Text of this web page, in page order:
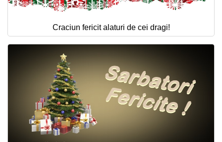
Craciun fericit alaturi de cei dragi!